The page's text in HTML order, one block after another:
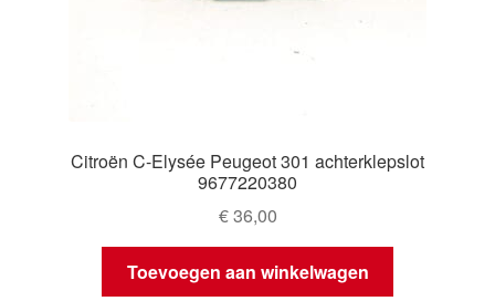
Citroën C-Elysée Peugeot 301 achterklepslot
9677220380
€36,00
Toevoegen aan winkelwagen